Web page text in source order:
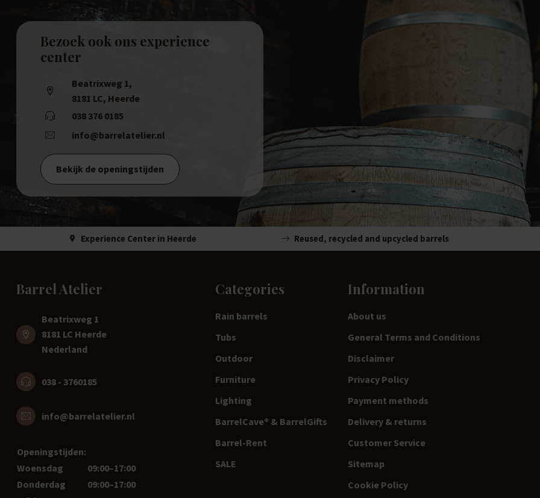
Bezoek ook ons experience
center
Beatrixweg 1,
8181 LC, Heerde
038 376 0185
info@barrelatelier.nl
Bekijk de openingstijden
Experience Center in Heerde Reused, recycled and upcycled barrels
Barrel Atelier
Beatrixweg 1
8181 LC Heerde
Nederland
038 - 3760185
info@barrelatelier.nl
Openingstijden:
Woensdag
09:00–17:00
Donderdag
09:00–17:00
Categories
Rain barrels
Tubs
Outdoor
Furniture
Lighting
BarrelCave® & BarrelGifts
Barrel-Rent
SALE
Information
About us
General Terms and Conditions
Disclaimer
Privacy Policy
Payment methods
Delivery & returns
Customer Service
Sitemap
Cookie Policy